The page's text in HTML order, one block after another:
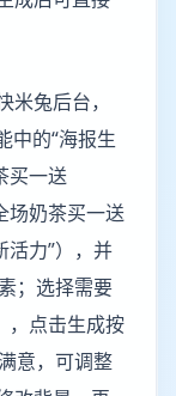
兔后台，
中的“海报生
买一送
场奶茶买一送
活力”），并
；选择需要
，点击生成按
意，可调整